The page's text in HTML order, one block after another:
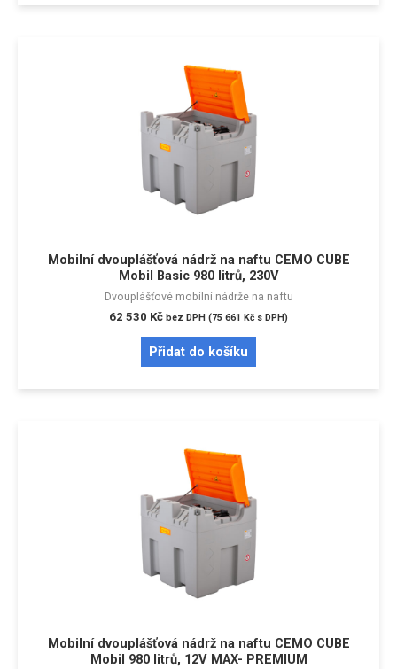
Mobilní dvouplášťová nádrž na naftu CEMO CUBE
Mobil Basic 980 litrů, 230V
Dvouplášťové mobilní nádrže na naftu
62 530 Kč bez DPH (75 661 Kč s DPH)
Přidat do košíku
Mobilní dvouplášťová nádrž na naftu CEMO CUBE
Mobil 980 litrů, 12V MAX- PREMIUM